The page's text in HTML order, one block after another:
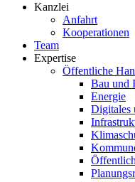
Kanzlei
Anfahrt
Kooperationen
Team
Expertise
Öffentliche
Bau und
Energie
Digitales